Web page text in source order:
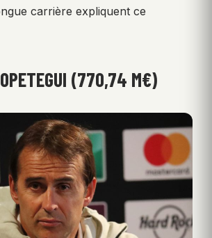
carrière expliquent ce
(770,74 M€)